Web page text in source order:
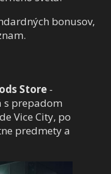
bonusov,
Store -
s prepadom
Vice City, po
predmety a